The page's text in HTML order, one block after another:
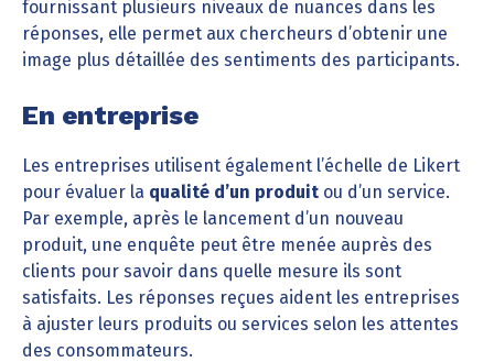
fournissant plusieurs niveaux de nuances dans les
réponses, elle permet aux chercheurs d’obtenir une
image plus détaillée des sentiments des participants.
En entreprise
Les entreprises utilisent également l’échelle de Likert
pour évaluer la qualité d’un produit ou d’un service.
Par exemple, après le lancement d’un nouveau
produit, une enquête peut être menée auprès des
clients pour savoir dans quelle mesure ils sont
satisfaits. Les réponses reçues aident les entreprises
à ajuster leurs produits ou services selon les attentes
des consommateurs.